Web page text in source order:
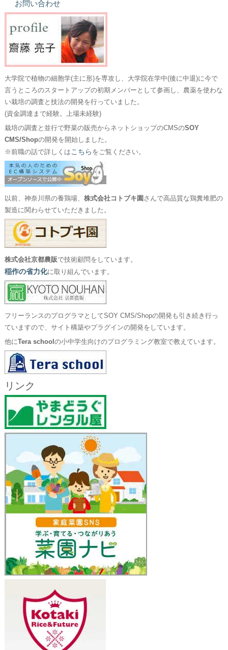
お問い合わせ
大学院で植物の細胞学(主に形)を専攻し、大学院在学中(後に中退)に今で
言うところのスタートアップの初期メンバーとして参画し、農薬を使わな
い栽培の調査と技法の開発を行っていました。
(資金調達まで経験。上場未経験)
栽培の調査と並行で野菜の販売からネットショップのCMSのSOY
CMS/Shopの開発を開始しました。
※前職の話で詳しくは こちら をご覧ください。
以前、神奈川県の養鶏場、 株式会社コトブキ園 さんで高品質な鶏糞堆肥の
製造に関わらせていただきました。
株式会社京都農販で技術顧問をしています。
稲作の省力化に取り組んでいます。
フリーランスのプログラマとしてSOY CMS/Shopの開発も引き続き行っ
ていますので、サイト構築やプラグインの開発をしています。
他にTera school の小中学生向けのプログラミング教室で教えています。
リンク